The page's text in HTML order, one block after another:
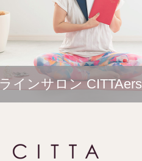
インサロン CITTAers